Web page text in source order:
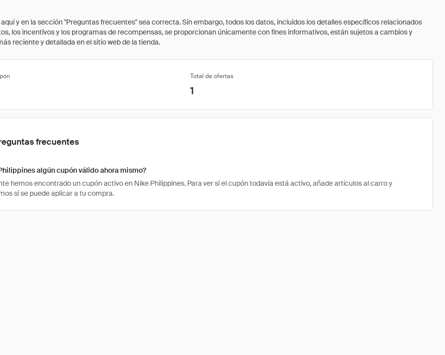
y en la sección "Preguntas frecuentes" sea correcta. Sin embargo, todos los datos, incluidos los detalles específicos relacionados
los incentivos y los programas de recompensas, se proporcionan únicamente con fines informativos, están sujetos a cambios y
reciente y detallada en el sitio web de la tienda.
Total de ofertas
1
frecuentes
algún cupón válido ahora mismo?
hemos encontrado un cupón activo en Nike Philippines. Para ver si el cupón todavía está activo, añade artículos al carro y
si se puede aplicar a tu compra.